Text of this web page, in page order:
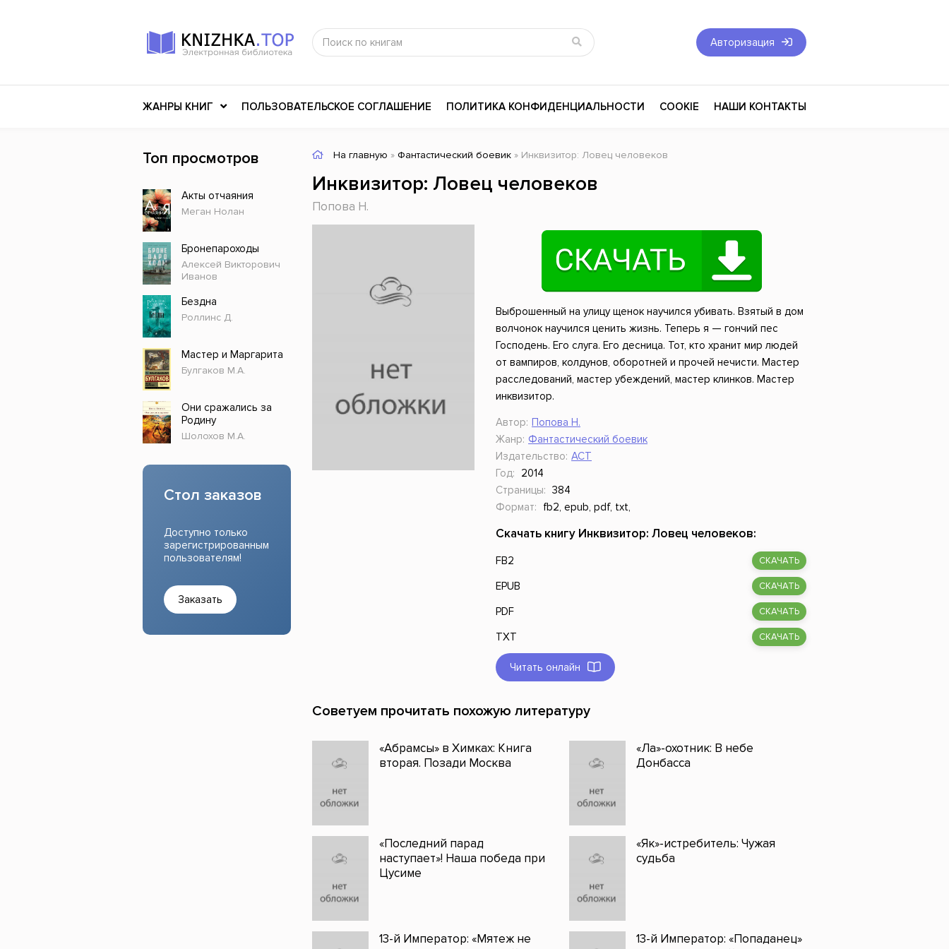
Авторизация
ЖАНРЫ КНИГ
Российское искусство
Детективы
Детские книги
История
Разное
Прочие издания
Научная литература
Любовные романы
Современная проза
История России
Эзотерика
Экономика
Российский боевик
ПОЛЬЗОВАТЕЛЬСКОЕ СОГЛАШЕНИЕ ПОЛИТИКА КОНФИДЕНЦИАЛЬНОСТИ COOKIE НАШИ КОНТАКТЫ
На главную » Фантастический боевик » Инквизитор: Ловец человеков
Инквизитор: Ловец человеков
Попова Н.
Выброшенный на улицу щенок научился убивать. Взятый в дом
волчонок научился ценить жизнь. Теперь я — гончий пес
Господень. Его слуга. Его десница. Тот, кто хранит мир людей
от вампиров, колдунов, оборотней и прочей нечисти. Мастер
расследований, мастер убеждений, мастер клинков. Мастер
инквизитор.
Автор: Попова Н.
Жанр: Фантастический боевик
Издательство: АСТ
Год:
2014
Страницы: 384
Формат:
fb2, epub, pdf, txt,
Скачать книгу Инквизитор: Ловец человеков:
FB2 СКАЧАТЬ
EPUB СКАЧАТЬ
PDF СКАЧАТЬ
TXT СКАЧАТЬ
Читать онлайн
Советуем прочитать похожую литературу
«Абрамсы» в Химках: Книга
вторая. Позади Москва
«Ла»-охотник: В небе
Донбасса
«Последний парад
наступает»! Наша победа при
Цусиме
«Як»-истребитель: Чужая
судьба
13-й Император: «Мятеж не
13-й Император: «Попаданец»
Топ просмотров
Акты отчаяния
Меган Нолан
Бронепароходы
Алексей Викторович
Иванов
Бездна
Роллинс Д.
Мастер и Маргарита
Булгаков М.А.
Они сражались за
Родину
Шолохов М.А.
Стол заказов
Доступно только
зарегистрированным
пользователям!
Заказать